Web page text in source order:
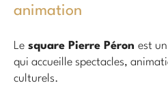
animation
Le square Pierre Péron est
qui accueille spectacles,
culturels.